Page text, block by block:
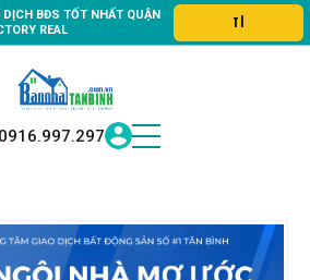
tìm kiếm bất động sản hoàn hảo, là nơi
0916.997.297
DỊCH BĐS TỐT NHẤT QUẬN
REAL TÌM HIỂU NGAY